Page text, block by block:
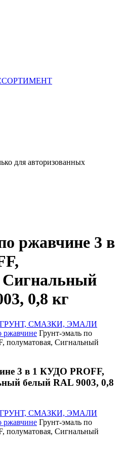
для авторизованных
ржавчине 3 в
Сигнальный
0,8 кг
ГРУНТ, СМАЗКИ, ЭМАЛИ
ржавчине Грунт-эмаль по
полуматовая, Сигнальный
3 в 1 КУДО PROFF,
белый RAL 9003, 0,8
ГРУНТ, СМАЗКИ, ЭМАЛИ
ржавчине Грунт-эмаль по
полуматовая, Сигнальный